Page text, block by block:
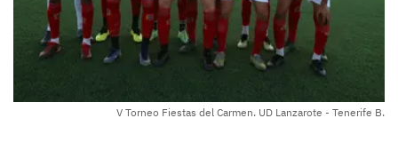
V Torneo Fiestas del Carmen. UD Lanzarote - Tenerife B.